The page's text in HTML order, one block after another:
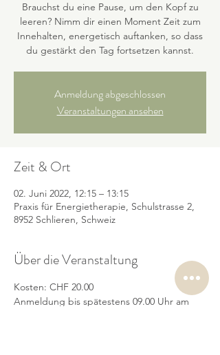
Brauchst du eine Pause, um den Kopf zu
leeren? Nimm dir einen Moment Zeit zum
Innehalten, energetisch auftanken, so dass
du gestärkt den Tag fortsetzen kannst.
Anmeldung abgeschlossen
Veranstaltungen ansehen
Zeit & Ort
02. Juni 2022, 12:15 – 13:15
Praxis für Energietherapie, Schulstrasse 2,
8952 Schlieren, Schweiz
Über die Veranstaltung
Kosten: CHF 20.00
Anmeldung bis spätestens 09.00 Uhr am